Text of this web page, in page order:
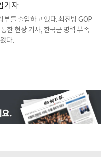
기자
를 출입하고 있다. 최전방 GOP
한 현장 기사, 한국군 병력 부족
다.